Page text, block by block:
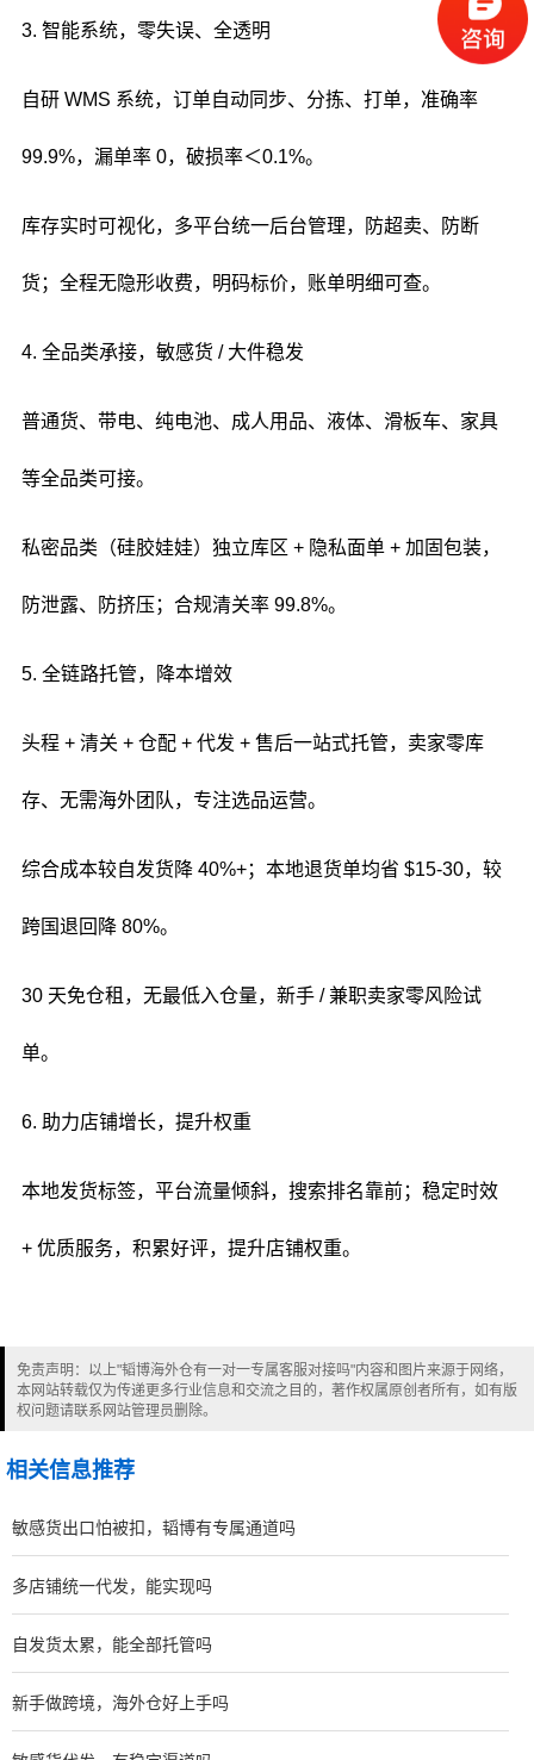
3. 智能系统，零失误、全透明
自研 WMS 系统，订单自动同步、分拣、打单，准确率
99.9%，漏单率 0，破损率＜0.1%。
库存实时可视化，多平台统一后台管理，防超卖、防断
货；全程无隐形收费，明码标价，账单明细可查。
4. 全品类承接，敏感货 / 大件稳发
普通货、带电、纯电池、成人用品、液体、滑板车、家具
等全品类可接。
私密品类（硅胶娃娃）独立库区 + 隐私面单 + 加固包装，
防泄露、防挤压；合规清关率 99.8%。
5. 全链路托管，降本增效
头程 + 清关 + 仓配 + 代发 + 售后一站式托管，卖家零库
存、无需海外团队，专注选品运营。
综合成本较自发货降 40%+；本地退货单均省 $15-30，较
跨国退回降 80%。
30 天免仓租，无最低入仓量，新手 / 兼职卖家零风险试
单。
6. 助力店铺增长，提升权重
本地发货标签，平台流量倾斜，搜索排名靠前；稳定时效
+ 优质服务，积累好评，提升店铺权重。
免责声明：以上"韬博海外仓有一对一专属客服对接吗"内容和图片来源于网络，
本网站转载仅为传递更多行业信息和交流之目的，著作权属原创者所有，如有版
权问题请联系网站管理员删除。
相关信息推荐
敏感货出口怕被扣，韬博有专属通道吗
多店铺统一代发，能实现吗
自发货太累，能全部托管吗
新手做跨境，海外仓好上手吗